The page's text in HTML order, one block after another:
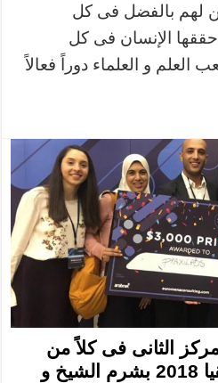
لهم بالفضل فى كل
حققها الإنسان فى كل
العلم و العلماء دوراً فعالاً
الثانى فى كلاً من
منافسات منتدى أفريقيا 2018 بشرم الشيخ و